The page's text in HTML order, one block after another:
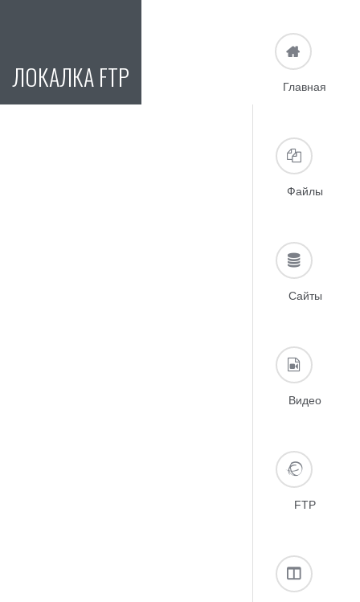
ЛОКАЛКА FTP Главная
Файлы
Сайты
Видео
FTP